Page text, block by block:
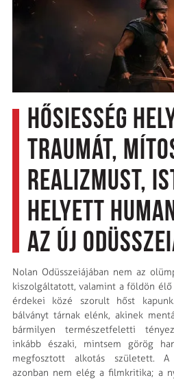
Hősiesség
traumát,
realizmust,
helyett
az új
Nolan Odüsszeiájában nem az
kiszolgáltatott, valamint a földön
érdekei közé szorult hőst
bálványt tárnak elénk, akinek
bármilyen természet­feletti
inkább északi, mintsem görög
megfosztott alkotás született. A
azonban nem elég a film­kritika; a